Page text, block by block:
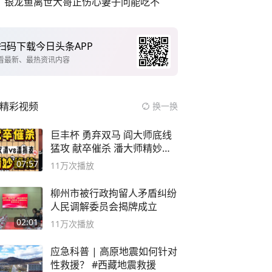
码下载今日头条APP
最新、最热资讯内容
精彩视频 换一换
07:57
巨丰杯 勇弃双马 阎大师底线
猛攻 献卒催杀 潘大师精妙入
局
11万次播放
02:01
柳州市被行政拘留人矛盾纠纷
人民调解委员会揭牌成立
11万次播放
应急科普 | 高原地震如何针对
性救援？ #西藏地震救援